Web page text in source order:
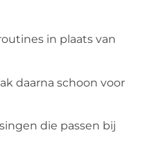
in plaats van
daarna schoon voor
die passen bij